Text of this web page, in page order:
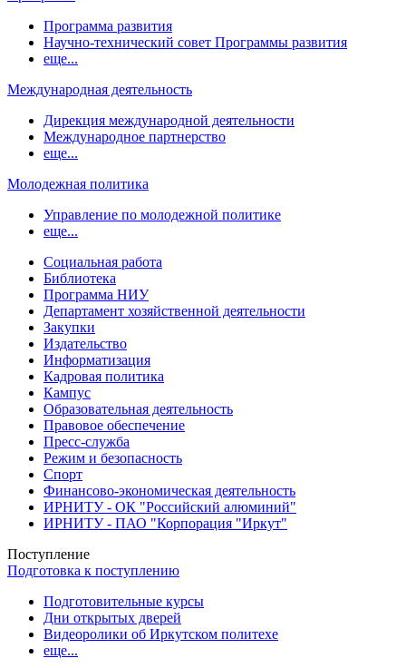
Программа развития
Научно-технический совет Программы развития
еще...
Международная деятельность
Дирекция международной деятельности
Международное партнерство
еще...
Молодежная политика
Управление по молодежной политике
еще...
Социальная работа
Библиотека
Программа НИУ
Департамент хозяйственной деятельности
Закупки
Издательство
Информатизация
Кадровая политика
Кампус
Образовательная деятельность
Правовое обеспечение
Пресс-служба
Режим и безопасность
Спорт
Финансово-экономическая деятельность
ИРНИТУ - ОК "Российский алюминий"
ИРНИТУ - ПАО "Корпорация "Иркут"
Поступление
Подготовка к поступлению
Подготовительные курсы
Дни открытых дверей
Видеоролики об Иркутском политехе
еще...